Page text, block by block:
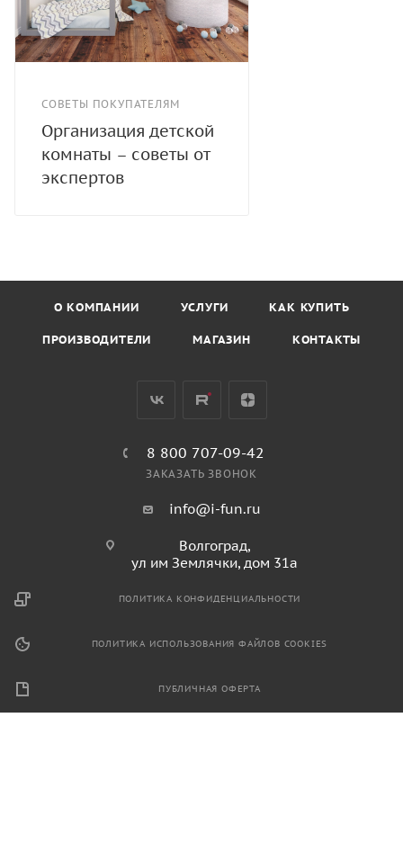
СОВЕТЫ ПОКУПАТЕЛЯМ
Организация детской
комнаты – советы от
экспертов
О КОМПАНИИ УСЛУГИ КАК КУПИТЬ
ПРОИЗВОДИТЕЛИ МАГАЗИН КОНТАКТЫ
8 800 707-09-42
ЗАКАЗАТЬ ЗВОНОК
info@i-fun.ru
Волгоград,
ул им Землячки, дом 31а
ПОЛИТИКА КОНФИДЕНЦИАЛЬНОСТИ
ПОЛИТИКА ИСПОЛЬЗОВАНИЯ ФАЙЛОВ COOKIES
ПУБЛИЧНАЯ ОФЕРТА